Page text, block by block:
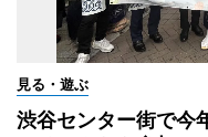
見る・遊ぶ
渋谷センター街で